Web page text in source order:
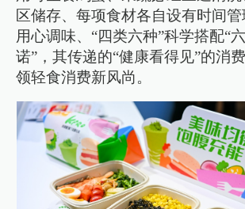
区储存、每项食材各自设有时间
用心调味、“四类六种”科学搭配“
诺”，其传递的“健康看得见”的消
领轻食消费新风尚。